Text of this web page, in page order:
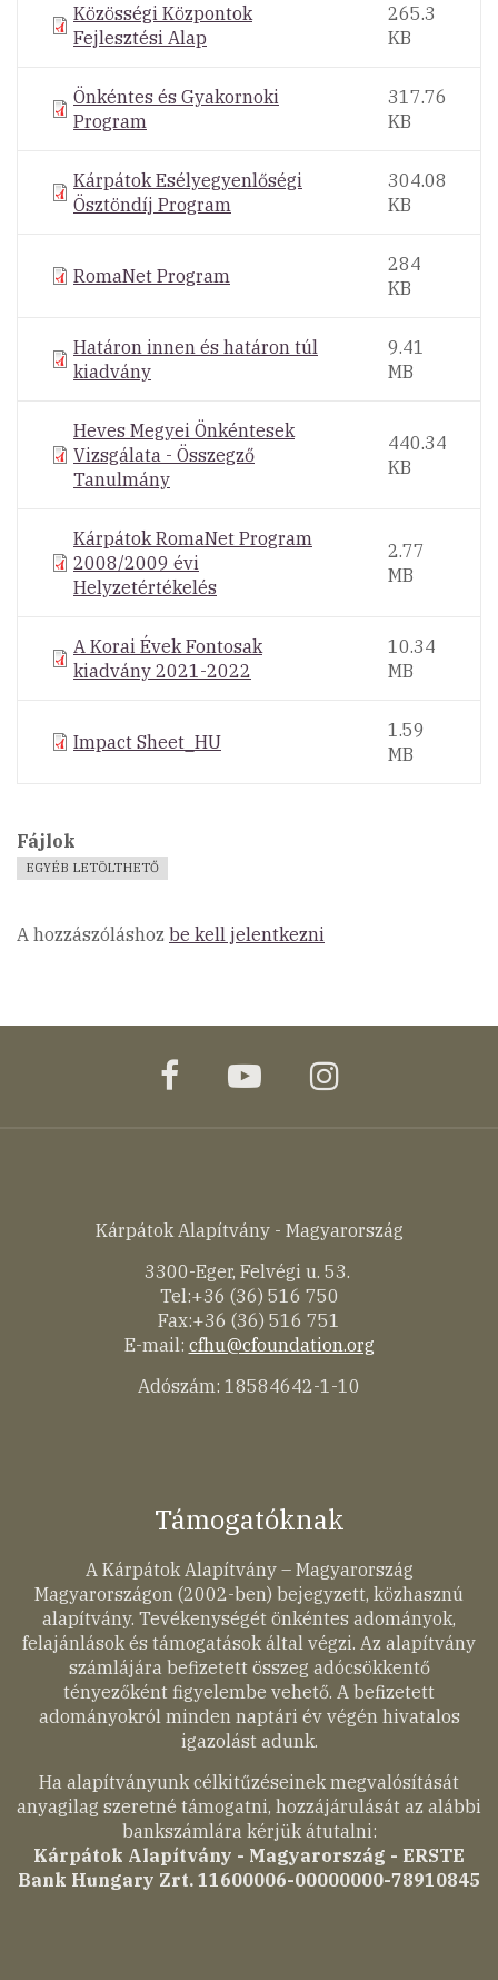
Közösségi Központok
Fejlesztési Alap
265.3
KB
Önkéntes és Gyakornoki
Program
317.76
KB
Kárpátok Esélyegyenlőségi
Ösztöndíj Program
304.08
KB
RomaNet Program
284
KB
Határon innen és határon túl
kiadvány
9.41
MB
Heves Megyei Önkéntesek
Vizsgálata - Összegző
Tanulmány
440.34
KB
Kárpátok RomaNet Program
2008/2009 évi
Helyzetértékelés
2.77
MB
A Korai Évek Fontosak
kiadvány 2021-2022
10.34
MB
Impact Sheet_HU
1.59
MB
Fájlok
EGYÉB LETÖLTHETŐ
A hozzászóláshoz be kell jelentkezni
facebookyoutubeinstagram
Kárpátok Alapítvány - Magyarország
3300-Eger, Felvégi u. 53.
Tel:+36 (36) 516 750
Fax:+36 (36) 516 751
E-mail: cfhu@cfoundation.org
Adószám: 18584642-1-10
Támogatóknak
A Kárpátok Alapítvány – Magyarország
Magyarországon (2002-ben) bejegyzett, közhasznú
alapítvány. Tevékenységét önkéntes adományok,
felajánlások és támogatások által végzi. Az alapítvány
számlájára befizetett összeg adócsökkentő
tényezőként figyelembe vehető. A befizetett
adományokról minden naptári év végén hivatalos
igazolást adunk.
Ha alapítványunk célkitűzéseinek megvalósítását
anyagilag szeretné támogatni, hozzájárulását az alábbi
bankszámlára kérjük átutalni:
Kárpátok Alapítvány - Magyarország - ERSTE
Bank Hungary Zrt. 11600006-00000000-78910845